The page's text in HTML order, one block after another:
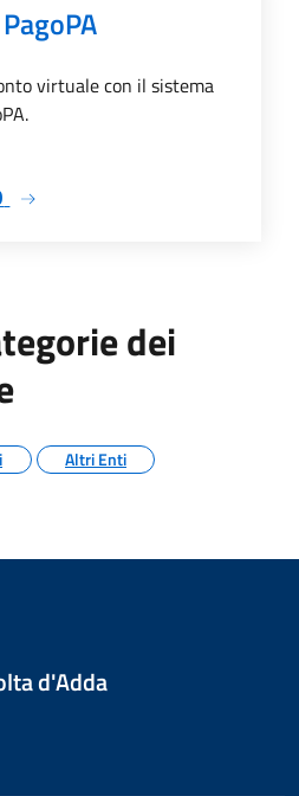
virtuale con il sistema
SU RICARICHE CON PAGOPA
dei
Altri Enti
d'Adda